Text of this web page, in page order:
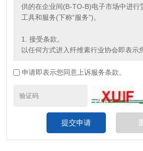
供的在企业间(B-TO-B)电子市场中进行
工具和服务(下称“服务”)。
1. 接受条款。
以任何方式进入纤维素行业协会即表示
件(“条 款”) 约束。纤维素行业协会可随
站上刊载公告，通知予
欢迎阅读纤维素行业协会服务条款协议(
协议阐述之条款和条件适用于您使用纤
供的在企业间(B-TO-B)电子市场中进行
申请即表示您同意上诉服务条款。